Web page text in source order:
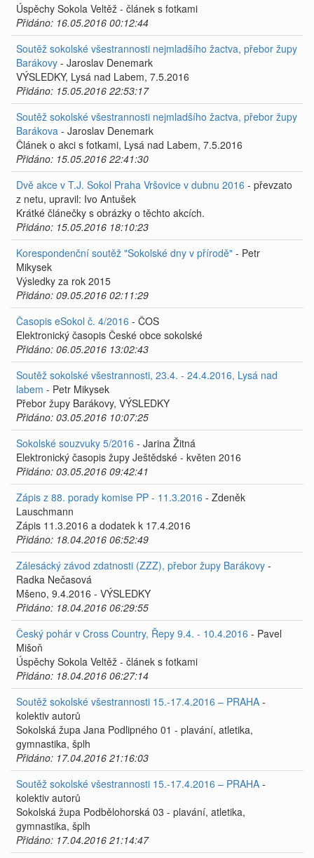
Úspěchy Sokola Veltěž - článek s fotkami
Přidáno: 16.05.2016 00:12:44
Soutěž sokolské všestrannosti nejmladšího žactva, přebor župy
Barákovy - Jaroslav Denemark
VÝSLEDKY, Lysá nad Labem, 7.5.2016
Přidáno: 15.05.2016 22:53:17
Soutěž sokolské všestrannosti nejmladšího žactva, přebor župy
Barákova - Jaroslav Denemark
Článek o akci s fotkami, Lysá nad Labem, 7.5.2016
Přidáno: 15.05.2016 22:41:30
Dvě akce v T.J. Sokol Praha Vršovice v dubnu 2016 - převzato
z netu, upravil: Ivo Antušek
Krátké článečky s obrázky o těchto akcích.
Přidáno: 15.05.2016 18:10:23
Korespondenční soutěž "Sokolské dny v přírodě" - Petr
Mikysek
Výsledky za rok 2015
Přidáno: 09.05.2016 02:11:29
Časopis eSokol č. 4/2016 - ČOS
Elektronický časopis České obce sokolské
Přidáno: 06.05.2016 13:02:43
Soutěž sokolské všestrannosti, 23.4. - 24.4.2016, Lysá nad
labem - Petr Mikysek
Přebor župy Barákovy, VÝSLEDKY
Přidáno: 03.05.2016 10:07:25
Sokolské souzvuky 5/2016 - Jarina Žitná
Elektronický časopis župy Ještědské - květen 2016
Přidáno: 03.05.2016 09:42:41
Zápis z 88. porady komise PP - 11.3.2016 - Zdeněk
Lauschmann
Zápis 11.3.2016 a dodatek k 17.4.2016
Přidáno: 18.04.2016 06:52:49
Zálesácký závod zdatnosti (ZZZ), přebor župy Barákovy -
Radka Nečasová
Mšeno, 9.4.2016 - VÝSLEDKY
Přidáno: 18.04.2016 06:29:55
Český pohár v Cross Country, Řepy 9.4. - 10.4.2016 - Pavel
Mišoň
Úspěchy Sokola Veltěž - článek s fotkami
Přidáno: 18.04.2016 06:27:14
Soutěž sokolské všestrannosti 15.-17.4.2016 – PRAHA -
kolektiv autorů
Sokolská župa Jana Podlipného 01 - plavání, atletika,
gymnastika, šplh
Přidáno: 17.04.2016 21:16:03
Soutěž sokolské všestrannosti 15.-17.4.2016 – PRAHA -
kolektiv autorů
Sokolská župa Podbělohorská 03 - plavání, atletika,
gymnastika, šplh
Přidáno: 17.04.2016 21:14:47